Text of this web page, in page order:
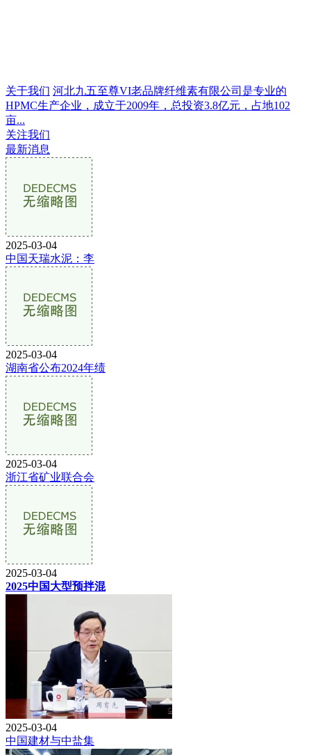
关于我们 河北九五至尊VI老品牌纤维素有限公司是专业的
HPMC生产企业，成立于2009年，总投资3.8亿元，占地102
亩...
关注我们
最新消息
2025-03-04
中国天瑞水泥：李
2025-03-04
湖南省公布2024年绩
2025-03-04
浙江省矿业联合会
2025-03-04
2025中国大型预拌混
2025-03-04
中国建材与中盐集